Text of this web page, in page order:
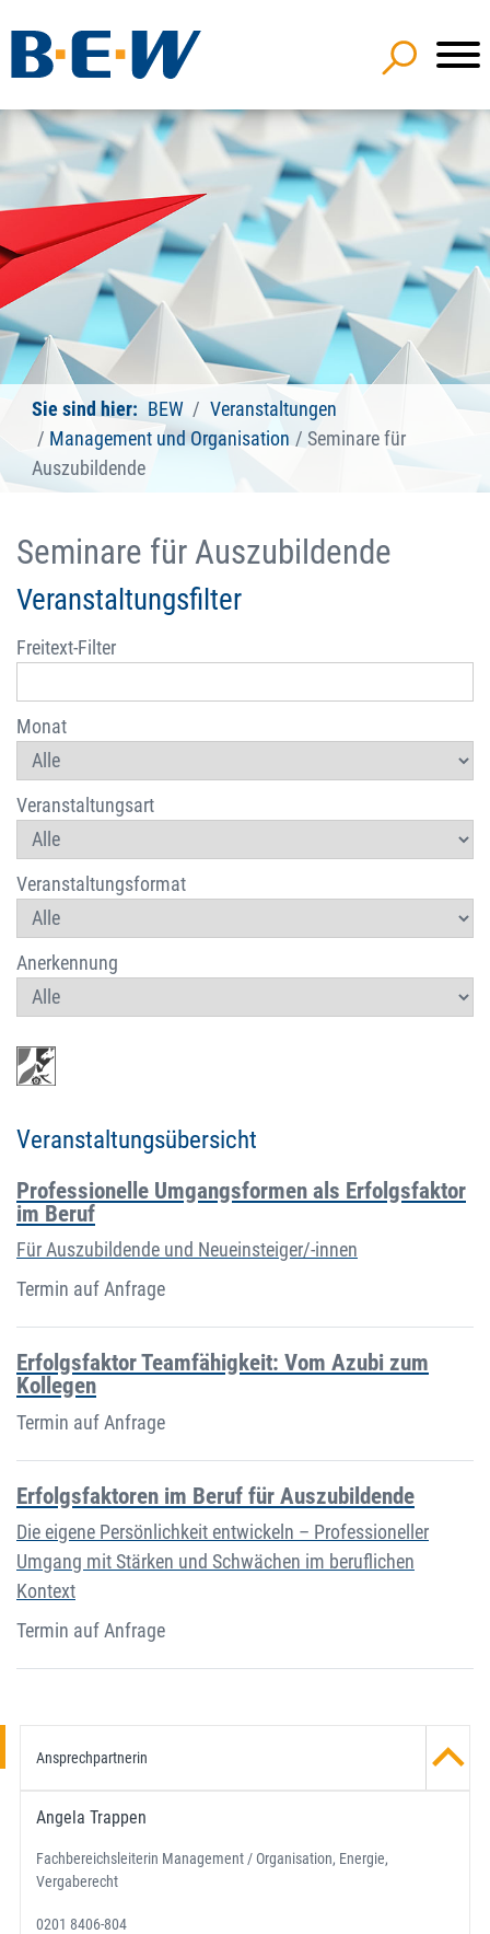
Sie sind hier: BEW
Veranstaltungen
Management und Organisation
Seminare für
Auszubildende
Seminare für Auszubildende
Veranstaltungsfilter
Freitext-Filter
Monat
Veranstaltungsart
Veranstaltungsformat
Anerkennung
Veranstaltungsübersicht
Professionelle Umgangsformen als Erfolgsfaktor
im Beruf
Für Auszubildende und Neueinsteiger/-innen
Termin auf Anfrage
Erfolgsfaktor Teamfähigkeit: Vom Azubi zum
Kollegen
Termin auf Anfrage
Erfolgsfaktoren im Beruf für Auszubildende
Die eigene Persönlichkeit entwickeln – Professioneller
Umgang mit Stärken und Schwächen im beruflichen
Kontext
Termin auf Anfrage
Ansprechpartnerin
Angela Trappen
Fachbereichsleiterin Management / Organisation, Energie,
Vergaberecht
0201 8406-804